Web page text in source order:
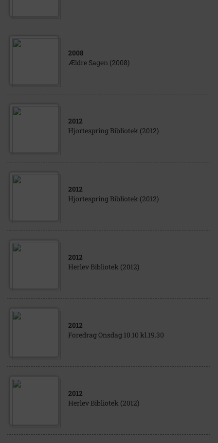
2008
Ældre Sagen (2008)
2012
Hjortespring Bibliotek (2012)
2012
Hjortespring Bibliotek (2012)
2012
Herlev Bibliotek (2012)
2012
Foredrag Onsdag 10.10 kl.19.30
2012
Herlev Bibliotek (2012)